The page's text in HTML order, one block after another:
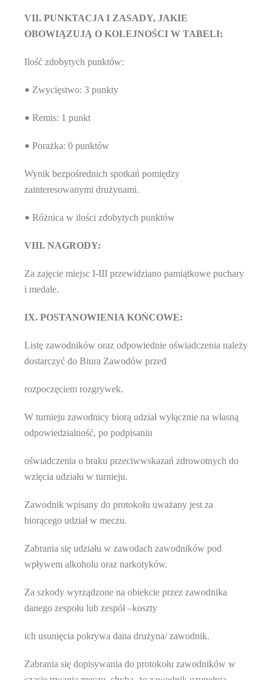
VII. PUNKTACJA I ZASADY, JAKIE
OBOWIĄZUJĄ O KOLEJNOŚCI W TABELI:
Ilość zdobytych punktów:
• Zwycięstwo: 3 punkty
• Remis: 1 punkt
• Porażka: 0 punktów
Wynik bezpośrednich spotkań pomiędzy
zainteresowanymi drużynami.
• Różnica w ilości zdobytych punktów
VIII. NAGRODY:
Za zajęcie miejsc I-III przewidziano pamiątkowe puchary
i medale.
IX. POSTANOWIENIA KOŃCOWE:
Listę zawodników oraz odpowiednie oświadczenia należy
dostarczyć do Biura Zawodów przed
rozpoczęciem rozgrywek.
W turnieju zawodnicy biorą udział wyłącznie na własną
odpowiedzialność, po podpisaniu
oświadczenia o braku przeciwwskazań zdrowotnych do
wzięcia udziału w turnieju.
Zawodnik wpisany do protokołu uważany jest za
biorącego udział w meczu.
Zabrania się udziału w zawodach zawodników pod
wpływem alkoholu oraz narkotyków.
Za szkody wyrządzone na obiekcie przez zawodnika
danego zespołu lub zespół –koszty
ich usunięcia pokrywa dana drużyna/ zawodnik.
Zabrania się dopisywania do protokołu zawodników w